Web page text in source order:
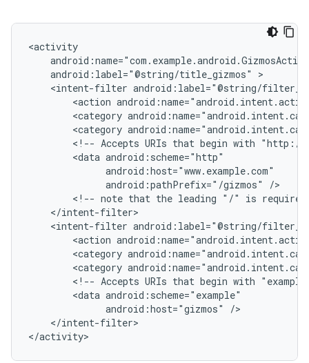
android:label="@string/title_gizmos"
<intent-filter
<action
<category
<category
<!-- Accepts URIs that begin with "http://
<data
android:pathPrefix="/gizmos"
<!-- note that the leading "/" is required
<intent-filter
<action
<category
<category
<!-- Accepts URIs that begin with
<data
android:host="gizmos"
</intent-filter>